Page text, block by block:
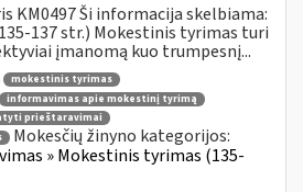
KM0497 Ši informacija skelbiama:
137 str.) Mokestinis tyrimas turi
įmanomą kuo trumpesnį...
mokestinis tyrimas
informavimas apie mokestinį tyrimą
prieštaravimai
Mokesčių žinyno kategorijos:
» Mokestinis tyrimas (135-